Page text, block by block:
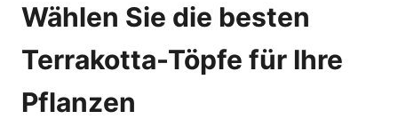
Wählen Sie die besten
Terrakotta-Töpfe für Ihre
Pflanzen